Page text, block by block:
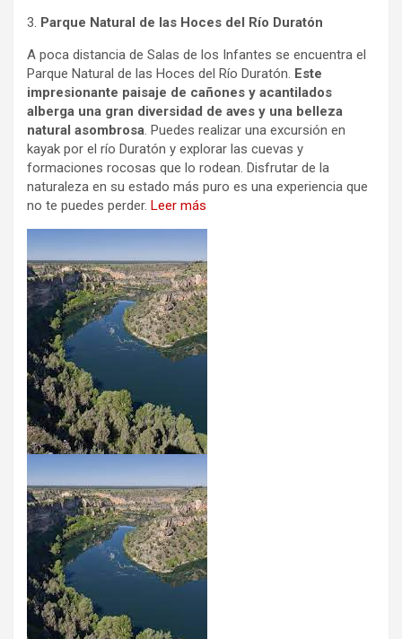
3. Parque Natural de las Hoces del Río Duratón
A poca distancia de Salas de los Infantes se encuentra el
Parque Natural de las Hoces del Río Duratón. Este
impresionante paisaje de cañones y acantilados
alberga una gran diversidad de aves y una belleza
natural asombrosa. Puedes realizar una excursión en
kayak por el río Duratón y explorar las cuevas y
formaciones rocosas que lo rodean. Disfrutar de la
naturaleza en su estado más puro es una experiencia que
no te puedes perder. Leer más